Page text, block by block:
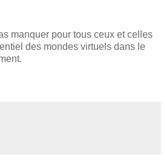
manquer pour tous ceux et celles
des mondes virtuels dans le